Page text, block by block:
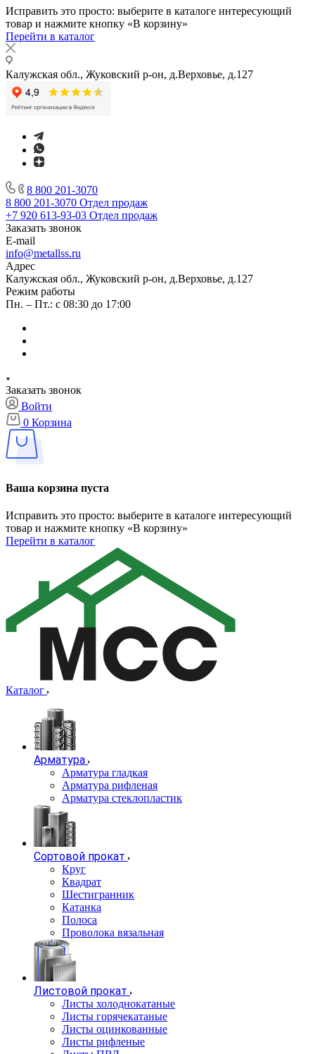
Исправить это просто: выберите в каталоге интересующий
товар и нажмите кнопку «В корзину»
Перейти в каталог
Калужская обл., Жуковский р-он, д.Верховье, д.127
8 800 201-3070
8 800 201-3070 Отдел продаж
+7 920 613-93-03 Отдел продаж
Заказать звонок
E-mail
info@metallss.ru
Адрес
Калужская обл., Жуковский р-он, д.Верховье, д.127
Режим работы
Пн. – Пт.: с 08:30 до 17:00
Заказать звонок
Войти
0 Корзина
Ваша корзина пуста
Исправить это просто: выберите в каталоге интересующий
товар и нажмите кнопку «В корзину»
Перейти в каталог
Каталог
Арматура
Арматура гладкая
Арматура рифленая
Арматура стеклопластик
Сортовой прокат
Круг
Квадрат
Шестигранник
Катанка
Полоса
Проволока вязальная
Листовой прокат
Листы холоднокатаные
Листы горячекатаные
Листы оцинкованные
Листы рифленые